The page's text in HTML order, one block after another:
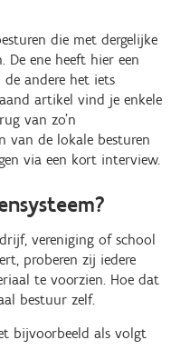
die met dergelijke
De ene heeft hier een
andere het iets
artikel vind je enkele
van zo’n
van de lokale besturen
via een kort interview.
vereniging of school
proberen zij iedere
te voorzien. Hoe dat
bestuur zelf.
bijvoorbeeld als volgt